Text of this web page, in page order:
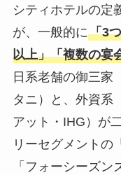
シティホテルの定
が、一般的に「3
以上」「複数の宴
日系老舗の御三家
タニ）と、外資系
アット・IHG）が
リーセグメントの
「フォーシーズ